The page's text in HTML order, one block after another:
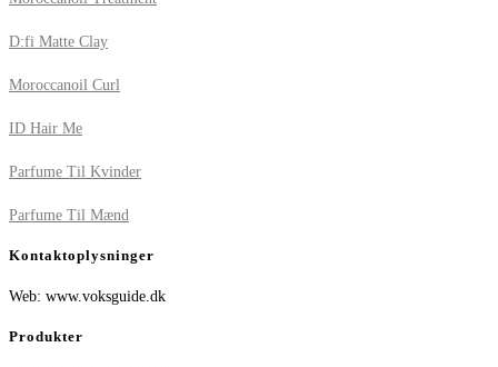
D:fi Matte Clay
Moroccanoil Curl
ID Hair Me
Parfume Til Kvinder
Parfume Til Mænd
Kontaktoplysninger
Web: www.voksguide.dk
Produkter